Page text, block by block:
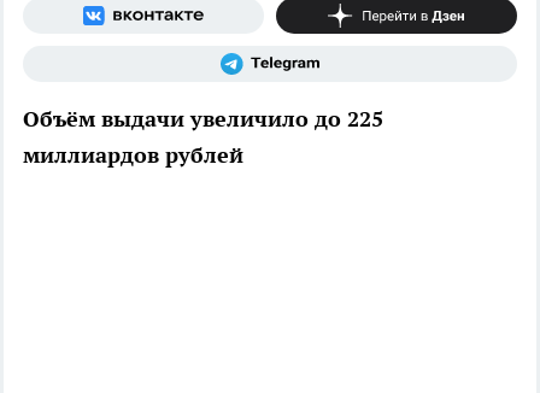
Объём выдачи увеличило до 225
миллиардов рублей